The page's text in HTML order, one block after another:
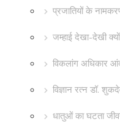
प्रजातियों के
जम्हाई देखा-देखी क्यों
विकलांग अधिकार
विज्ञान रत्न डॉ.
धातुओं का घटता